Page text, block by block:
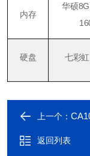
内存
华硕
硬盘 七彩
上一个：
返回列表